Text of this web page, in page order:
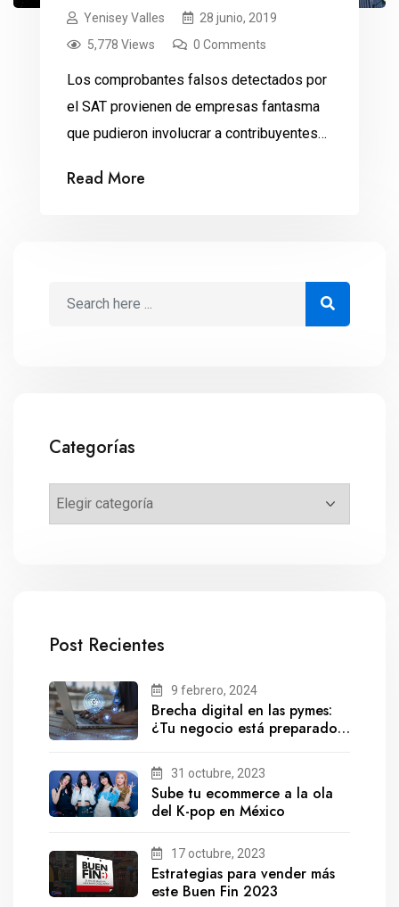
Yenisey Valles
28 junio, 2019
5,778 Views
0 Comments
Los comprobantes falsos detectados por
el SAT provienen de empresas fantasma
que pudieron involucrar a contribuyentes
Read More
Categorías
Post Recientes
9 febrero, 2024
Brecha digital en las pymes:
¿Tu negocio está preparado
31 octubre, 2023
Sube tu ecommerce a la ola
del K-pop en México
17 octubre, 2023
Estrategias para vender más
este Buen Fin 2023